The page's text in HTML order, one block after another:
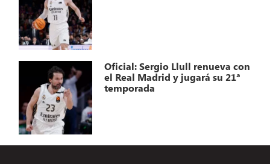
Oficial: Sergio Llull renueva con
el Real Madrid y jugará su 21ª
temporada